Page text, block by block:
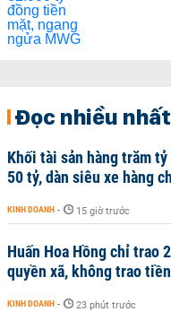
Đọc nhiều nhất
Khối tài sản hàng trăm
50 tỷ, dàn siêu xe hàng
KINH DOANH - 15 giờ trước
Huấn Hoa Hồng chỉ trao
quyền xã, không trao tiền
KINH DOANH - 23 phút trước